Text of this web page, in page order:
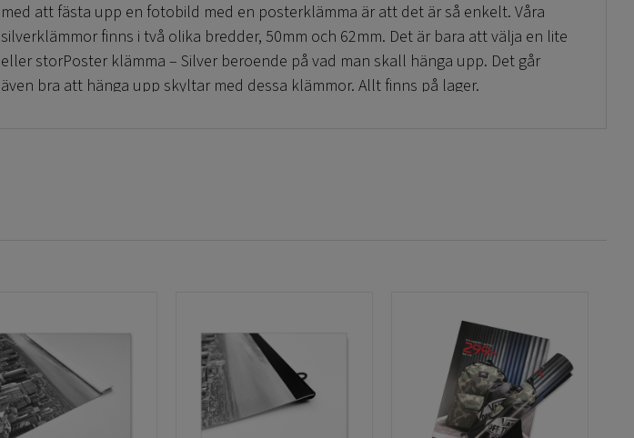
med att fästa upp en fotobild med en posterklämma är att det är så enkelt. Våra
silverklämmor finns i två olika bredder, 50mm och 62mm. Det är bara att välja en lite
eller storPoster klämma – Silver beroende på vad man skall hänga upp. Det går
även bra att hänga upp skyltar med dessa klämmor. Allt finns på lager.